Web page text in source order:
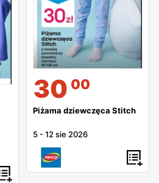
30 00
Piżama dziewczęca Stitch
5 -12 sie 2026